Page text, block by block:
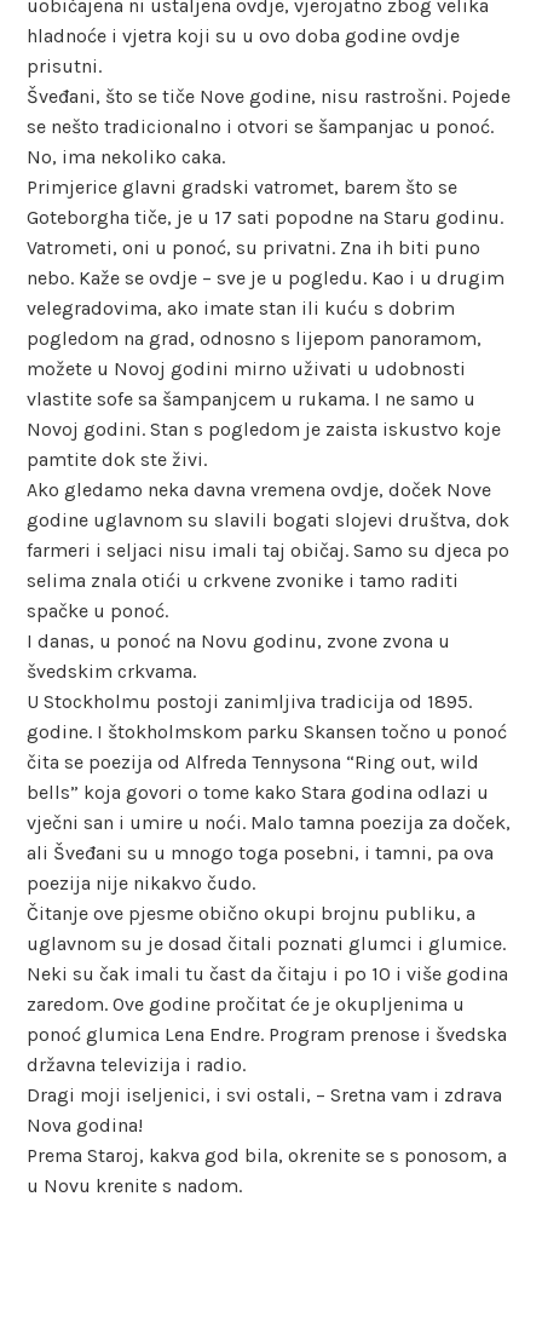
uobičajena ni ustaljena ovdje, vjerojatno zbog velika
hladnoće i vjetra koji su u ovo doba godine ovdje
prisutni.
Šveđani, što se tiče Nove godine, nisu rastrošni. Pojede
se nešto tradicionalno i otvori se šampanjac u ponoć.
No, ima nekoliko caka.
Primjerice glavni gradski vatromet, barem što se
Goteborgha tiče, je u 17 sati popodne na Staru godinu.
Vatrometi, oni u ponoć, su privatni. Zna ih biti puno
nebo. Kaže se ovdje – sve je u pogledu. Kao i u drugim
velegradovima, ako imate stan ili kuću s dobrim
pogledom na grad, odnosno s lijepom panoramom,
možete u Novoj godini mirno uživati u udobnosti
vlastite sofe sa šampanjcem u rukama. I ne samo u
Novoj godini. Stan s pogledom je zaista iskustvo koje
pamtite dok ste živi.
Ako gledamo neka davna vremena ovdje, doček Nove
godine uglavnom su slavili bogati slojevi društva, dok
farmeri i seljaci nisu imali taj običaj. Samo su djeca po
selima znala otići u crkvene zvonike i tamo raditi
spačke u ponoć.
I danas, u ponoć na Novu godinu, zvone zvona u
švedskim crkvama.
U Stockholmu postoji zanimljiva tradicija od 1895.
godine. I štokholmskom parku Skansen točno u ponoć
čita se poezija od Alfreda Tennysona “Ring out, wild
bells” koja govori o tome kako Stara godina odlazi u
vječni san i umire u noći. Malo tamna poezija za doček,
ali Šveđani su u mnogo toga posebni, i tamni, pa ova
poezija nije nikakvo čudo.
Čitanje ove pjesme obično okupi brojnu publiku, a
uglavnom su je dosad čitali poznati glumci i glumice.
Neki su čak imali tu čast da čitaju i po 10 i više godina
zaredom. Ove godine pročitat će je okupljenima u
ponoć glumica Lena Endre. Program prenose i švedska
državna televizija i radio.
Dragi moji iseljenici, i svi ostali, – Sretna vam i zdrava
Nova godina!
Prema Staroj, kakva god bila, okrenite se s ponosom, a
u Novu krenite s nadom.